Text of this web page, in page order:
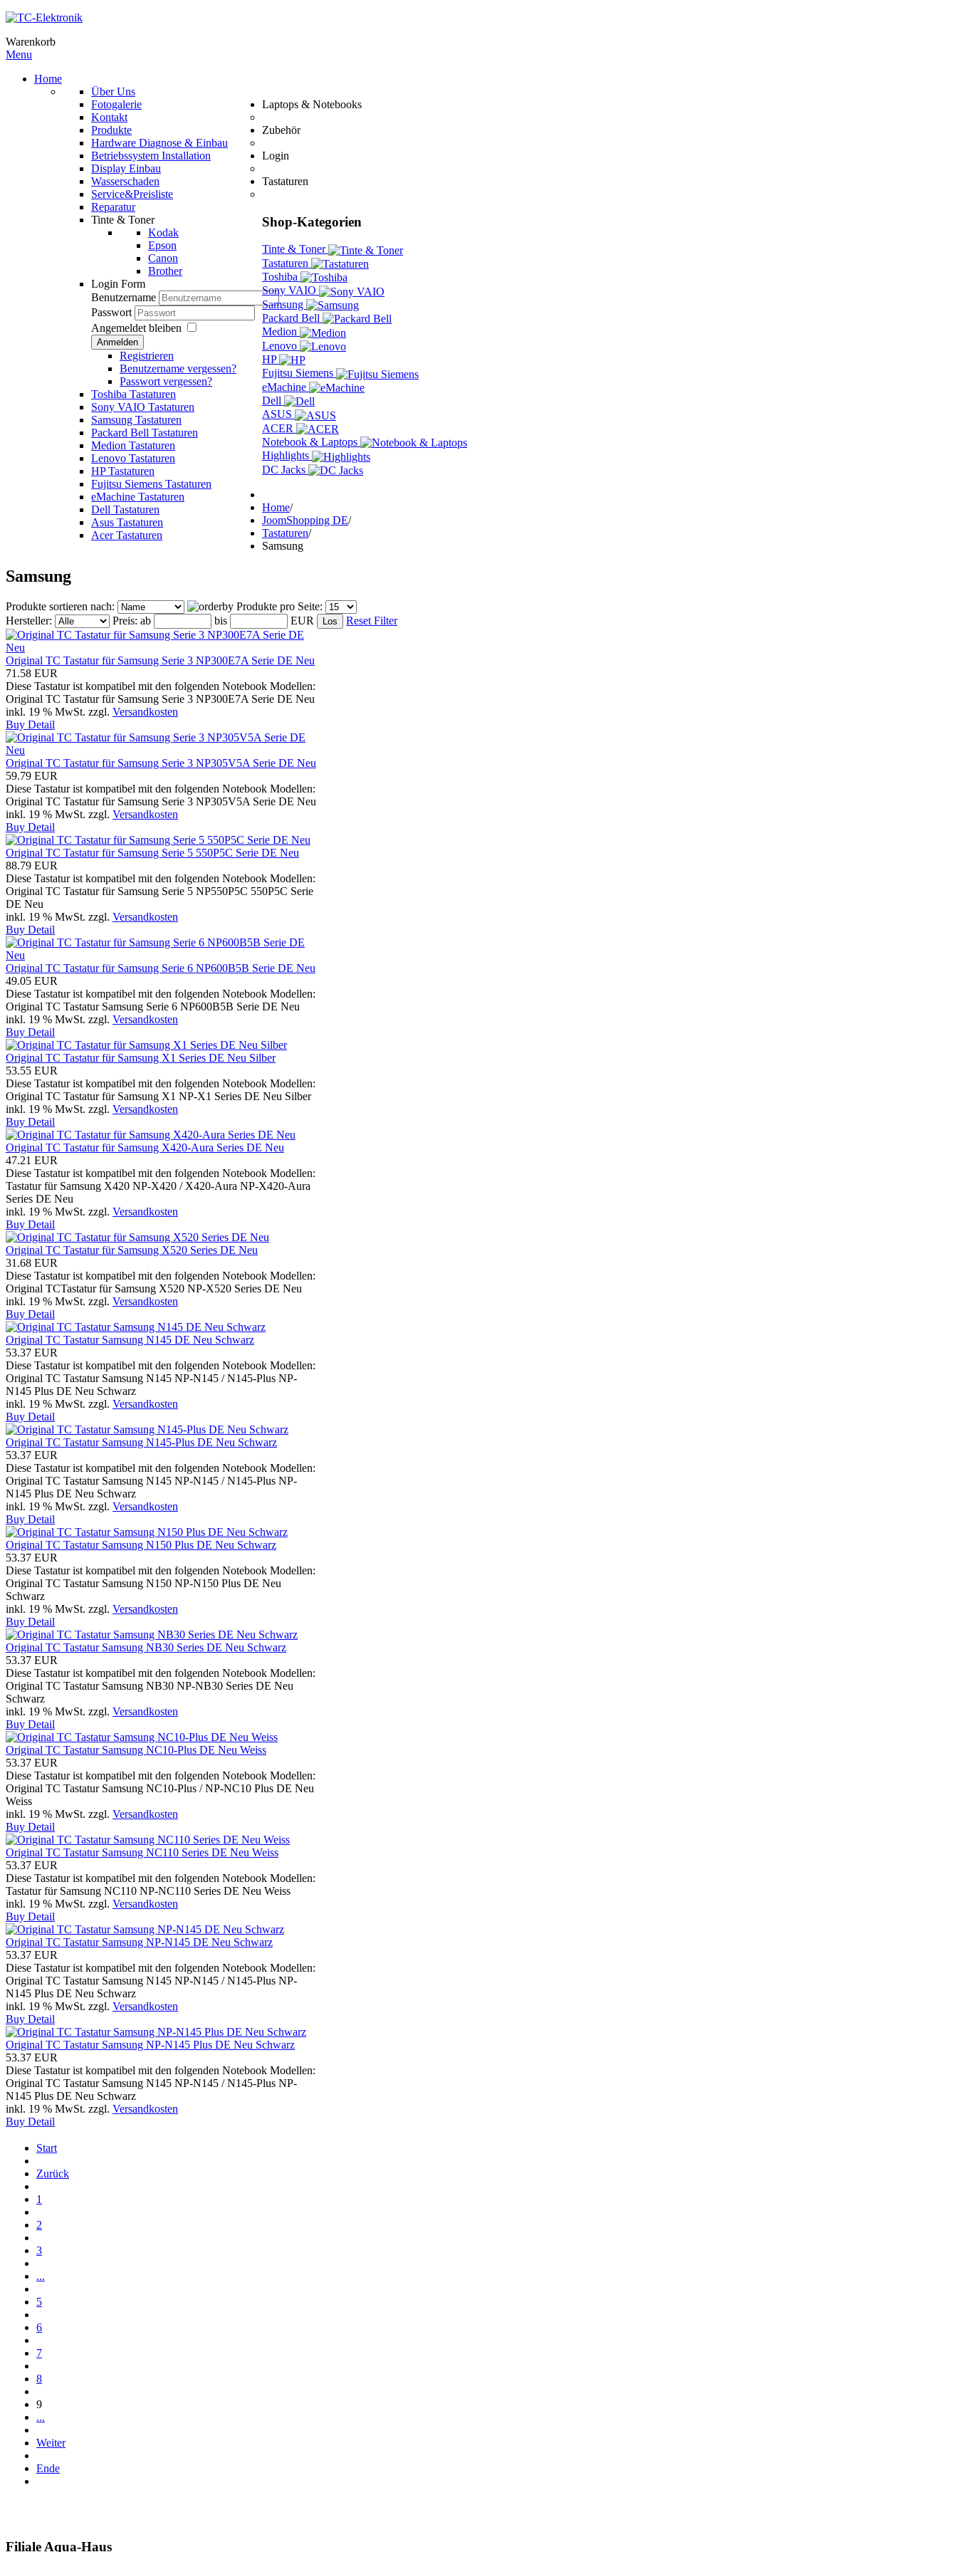
Warenkorb
Menu
Home
Über Uns
Fotogalerie
Kontakt
Produkte
Hardware Diagnose & Einbau
Betriebssystem Installation
Display Einbau
Wasserschaden
Service&Preisliste
Laptops & Notebooks
Reparatur
Zubehör
Tinte & Toner
Kodak
Epson
Canon
Brother
Login
Login Form
Benutzername
Passwort
Angemeldet bleiben
Anmelden
Registrieren
Benutzername vergessen?
Passwort vergessen?
Tastaturen
Toshiba Tastaturen
Sony VAIO Tastaturen
Samsung Tastaturen
Packard Bell Tastaturen
Medion Tastaturen
Lenovo Tastaturen
HP Tastaturen
Fujitsu Siemens Tastaturen
eMachine Tastaturen
Dell Tastaturen
Asus Tastaturen
Acer Tastaturen
Shop-Kategorien
Tinte & Toner
Tastaturen
Toshiba
Sony VAIO
Samsung
Packard Bell
Medion
Lenovo
HP
Fujitsu Siemens
eMachine
Dell
ASUS
ACER
Notebook & Laptops
Highlights
DC Jacks
Home/
JoomShopping DE/
Tastaturen/
Samsung
Samsung
Produkte sortieren nach:
Produkte pro Seite:
Hersteller:
Preis: ab bis EUR Reset Filter
Original TC Tastatur für Samsung Serie 3 NP300E7A Serie DE Neu
71.58 EUR
Diese Tastatur ist kompatibel mit den folgenden Notebook Modellen:
Original TC Tastatur für Samsung Serie 3 NP300E7A Serie DE Neu
inkl. 19 % MwSt. zzgl. Versandkosten
Buy Detail
Original TC Tastatur für Samsung Serie 3 NP305V5A Serie DE Neu
59.79 EUR
Diese Tastatur ist kompatibel mit den folgenden Notebook Modellen:
Original TC Tastatur für Samsung Serie 3 NP305V5A Serie DE Neu
inkl. 19 % MwSt. zzgl. Versandkosten
Buy Detail
Original TC Tastatur für Samsung Serie 5 550P5C Serie DE Neu
88.79 EUR
Diese Tastatur ist kompatibel mit den folgenden Notebook Modellen:
Original TC Tastatur für Samsung Serie 5 NP550P5C 550P5C Serie
DE Neu
inkl. 19 % MwSt. zzgl. Versandkosten
Buy Detail
Original TC Tastatur für Samsung Serie 6 NP600B5B Serie DE Neu
49.05 EUR
Diese Tastatur ist kompatibel mit den folgenden Notebook Modellen:
Original TC Tastatur Samsung Serie 6 NP600B5B Serie DE Neu
inkl. 19 % MwSt. zzgl. Versandkosten
Buy Detail
Original TC Tastatur für Samsung X1 Series DE Neu Silber
53.55 EUR
Diese Tastatur ist kompatibel mit den folgenden Notebook Modellen:
Original TC Tastatur für Samsung X1 NP-X1 Series DE Neu Silber
inkl. 19 % MwSt. zzgl. Versandkosten
Buy Detail
Original TC Tastatur für Samsung X420-Aura Series DE Neu
47.21 EUR
Diese Tastatur ist kompatibel mit den folgenden Notebook Modellen:
Tastatur für Samsung X420 NP-X420 / X420-Aura NP-X420-Aura
Series DE Neu
inkl. 19 % MwSt. zzgl. Versandkosten
Buy Detail
Original TC Tastatur für Samsung X520 Series DE Neu
31.68 EUR
Diese Tastatur ist kompatibel mit den folgenden Notebook Modellen:
Original TCTastatur für Samsung X520 NP-X520 Series DE Neu
inkl. 19 % MwSt. zzgl. Versandkosten
Buy Detail
Original TC Tastatur Samsung N145 DE Neu Schwarz
53.37 EUR
Diese Tastatur ist kompatibel mit den folgenden Notebook Modellen:
Original TC Tastatur Samsung N145 NP-N145 / N145-Plus NP-
N145 Plus DE Neu Schwarz
inkl. 19 % MwSt. zzgl. Versandkosten
Buy Detail
Original TC Tastatur Samsung N145-Plus DE Neu Schwarz
53.37 EUR
Diese Tastatur ist kompatibel mit den folgenden Notebook Modellen:
Original TC Tastatur Samsung N145 NP-N145 / N145-Plus NP-
N145 Plus DE Neu Schwarz
inkl. 19 % MwSt. zzgl. Versandkosten
Buy Detail
Original TC Tastatur Samsung N150 Plus DE Neu Schwarz
53.37 EUR
Diese Tastatur ist kompatibel mit den folgenden Notebook Modellen:
Original TC Tastatur Samsung N150 NP-N150 Plus DE Neu
Schwarz
inkl. 19 % MwSt. zzgl. Versandkosten
Buy Detail
Original TC Tastatur Samsung NB30 Series DE Neu Schwarz
53.37 EUR
Diese Tastatur ist kompatibel mit den folgenden Notebook Modellen:
Original TC Tastatur Samsung NB30 NP-NB30 Series DE Neu
Schwarz
inkl. 19 % MwSt. zzgl. Versandkosten
Buy Detail
Original TC Tastatur Samsung NC10-Plus DE Neu Weiss
53.37 EUR
Diese Tastatur ist kompatibel mit den folgenden Notebook Modellen:
Original TC Tastatur Samsung NC10-Plus / NP-NC10 Plus DE Neu
Weiss
inkl. 19 % MwSt. zzgl. Versandkosten
Buy Detail
Original TC Tastatur Samsung NC110 Series DE Neu Weiss
53.37 EUR
Diese Tastatur ist kompatibel mit den folgenden Notebook Modellen:
Tastatur für Samsung NC110 NP-NC110 Series DE Neu Weiss
inkl. 19 % MwSt. zzgl. Versandkosten
Buy Detail
Original TC Tastatur Samsung NP-N145 DE Neu Schwarz
53.37 EUR
Diese Tastatur ist kompatibel mit den folgenden Notebook Modellen:
Original TC Tastatur Samsung N145 NP-N145 / N145-Plus NP-
N145 Plus DE Neu Schwarz
inkl. 19 % MwSt. zzgl. Versandkosten
Buy Detail
Original TC Tastatur Samsung NP-N145 Plus DE Neu Schwarz
53.37 EUR
Diese Tastatur ist kompatibel mit den folgenden Notebook Modellen:
Original TC Tastatur Samsung N145 NP-N145 / N145-Plus NP-
N145 Plus DE Neu Schwarz
inkl. 19 % MwSt. zzgl. Versandkosten
Buy Detail
Start
Zurück
1
2
3
...
5
6
7
8
9
...
Weiter
Ende
Filiale Aqua-Haus